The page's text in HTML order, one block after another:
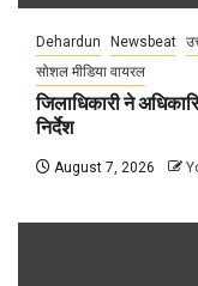
Dehardun Newsbeat
सोशल मीडिया वायरल
जिलाधिकारी ने
निर्देश
August 7, 2026